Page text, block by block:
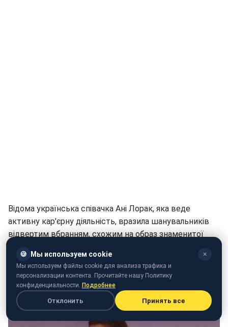
Відома українська співачка Ані Лорак, яка веде
активну кар'єрну діяльність, вразила шанувальників
відвертим вбранням, схожим на образ знаменитої
на своїй сторінці в соцмережі
На фото співачка у прозорому блискучому комбінезоні
продемонструвала свою підтягнуту форму.
🍪 Мы используем cookie ✕
Мы используем файлы cookie для анализа трафика и
персонализации контента. Прочитайте нашу Политику
конфиденциальности. Подробнее
Отклонить Принять все